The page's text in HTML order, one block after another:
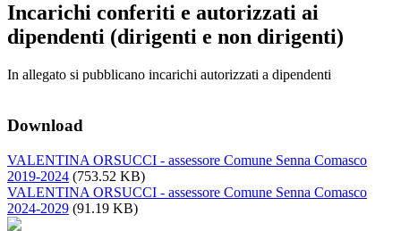
Incarichi conferiti e autorizzati ai
dipendenti (dirigenti e non dirigenti)
In allegato si pubblicano incarichi autorizzati a dipendenti
Download
VALENTINA ORSUCCI - assessore Comune Senna Comasco
2019-2024 (753.52 KB)
VALENTINA ORSUCCI - assessore Comune Senna Comasco
2024-2029 (91.19 KB)